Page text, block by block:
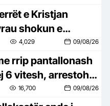
e Kristjan
shokun e
pamjet që i
pas lirimit për
thikë (VIDEO)
4,029 09/08/26
rrip pantallonash
6 vitesh, arrestohet
Itali! Djali tenton të
por përfundon në
16,700 09/08/26